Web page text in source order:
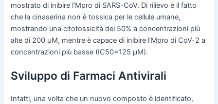
mostrato di inibire l’Mpro di SARS-CoV. Di rilievo è il fatto
che la cinaserina non è tossica per le cellule umane,
mostrando una citotossicità del 50% a concentrazioni più
alte di 200 μM, mentre è capace di inibire l’Mpro di CoV-2 a
concentrazioni più basse (IC50=125 μM).
Sviluppo di Farmaci Antivirali
Infatti, una volta che un nuovo composto è identificato,